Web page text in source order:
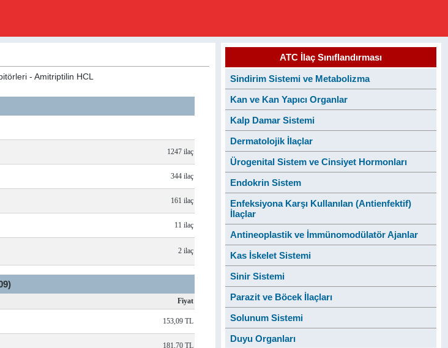
- Amitriptilin HCL
1247 ilaç
344 ilaç
161 ilaç
11 ilaç
2 ilaç
Fiyat
153,09 TL
181,70 TL
ATC İlaç Sınıflandırması
Sindirim Sistemi ve Metabolizma
Kan ve Kan Yapıcı Organlar
Kalp Damar Sistemi
Dermatolojik İlaçlar
Ürogenital Sistem ve Cinsiyet Hormonları
Endokrin Sistem
Enfeksiyona Karşı Kullanılan (Antienfektif)
İlaçlar
Antineoplastik ve İmmünomodülatör Ajanlar
Kas İskelet Sistemi
Sinir Sistemi
Parazit ve Böcek İlaçları
Solunum Sistemi
Duyu Organları